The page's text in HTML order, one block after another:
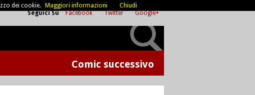
Seguici Su Facebook Twitter Google+
Comic successivo
dei cookie. Maggiori informazioni Chiudi